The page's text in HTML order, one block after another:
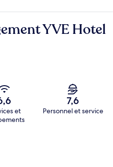
YVE Hotel
et
7,6
Personnel et service